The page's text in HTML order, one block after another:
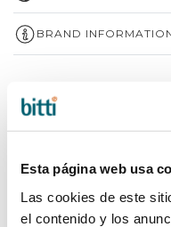
Esta página web usa
Las cookies de este
el contenido y los
BRAND